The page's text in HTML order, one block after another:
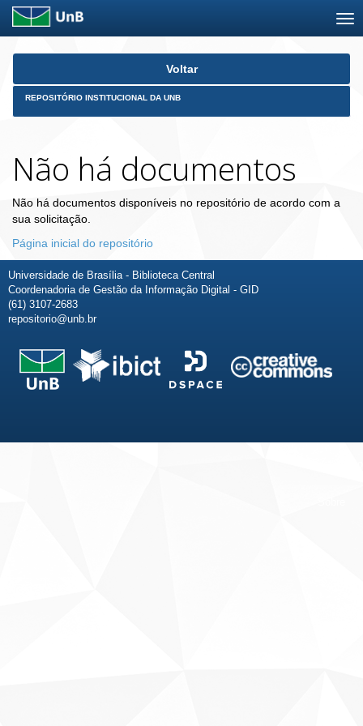
Skip
Voltar
REPOSITÓRIO INSTITUCIONAL DA UNB
Não há documentos
Não há documentos disponíveis no repositório de acordo com a
sua solicitação.
Página inicial do repositório
Universidade de Brasília - Biblioteca Central
Coordenadoria de Gestão da Informação Digital - GID
(61) 3107-2683
repositorio@unb.br